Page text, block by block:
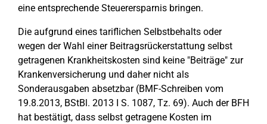
eine entsprechende Steuerersparnis bringen.
Die aufgrund eines tariflichen Selbstbehalts oder
wegen der Wahl einer Beitragsrückerstattung selbst
getragenen Krankheitskosten sind keine "Beiträge" zur
Krankenversicherung und daher nicht als
Sonderausgaben absetzbar (BMF-Schreiben vom
19.8.2013, BStBl. 2013 I S. 1087, Tz. 69). Auch der BFH
hat bestätigt, dass selbst getragene Kosten im